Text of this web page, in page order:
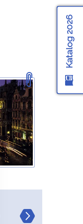
Katalog 2026